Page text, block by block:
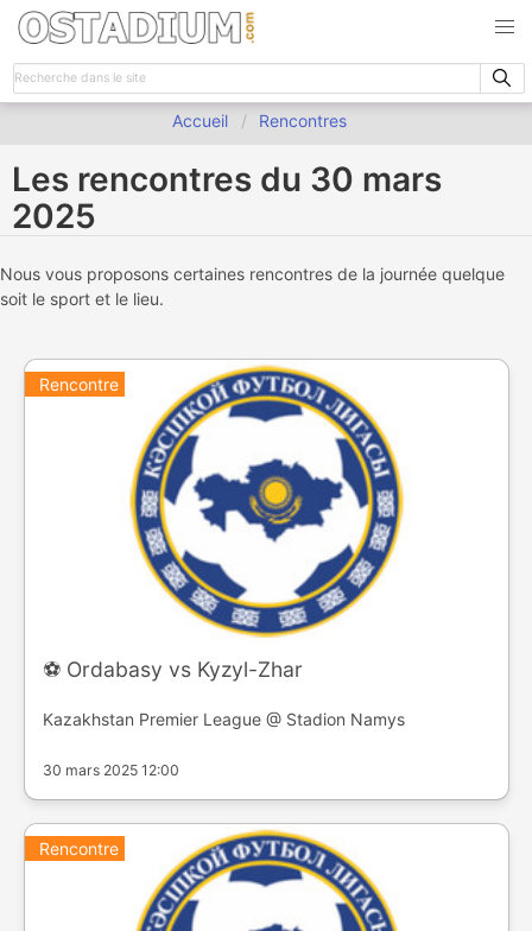
Accueil Rencontres
Les rencontres du 30 mars
2025
Nous vous proposons certaines rencontres de la journée quelque
soit le sport et le lieu.
Rencontre
⚽️ Ordabasy vs Kyzyl-Zhar
Kazakhstan Premier League @ Stadion Namys
30 mars 2025 12:00
Rencontre